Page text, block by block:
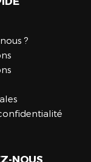
?
NOUS